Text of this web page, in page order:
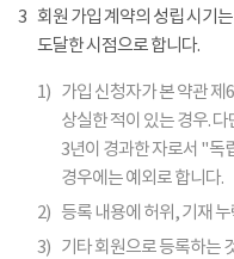
3 회원 가입 계약의 성립 시기
도달한 시점으로 합니다.
1) 가입 신청자가 본 약관
상실한 적이 있는 경우.
3년이 경과한 자로서 "독
경우에는 예외로 합니다.
2) 등록 내용에 허위, 기재
3) 기타 회원으로 등록하는